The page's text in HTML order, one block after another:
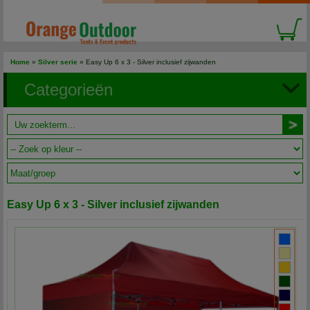
Home » Silver serie » Easy Up 6 x 3 - Silver inclusief zijwanden
Categorieën
Easy Up 6 x 3 - Silver inclusief zijwanden